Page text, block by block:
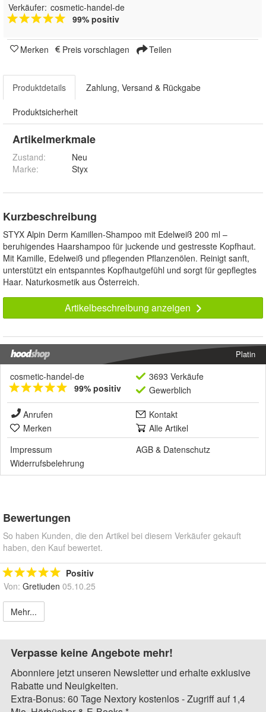
Verkäufer: cosmetic-handel-de
99% positiv
Merken Preis vorschlagen Teilen
Produktdetails Zahlung, Versand & Rückgabe
Produktsicherheit
Artikelmerkmale
Zustand:
Neu
Marke:
Styx
Kurzbeschreibung
STYX Alpin Derm Kamillen-Shampoo mit Edelweiß 200 ml –
beruhigendes Haarshampoo für juckende und gestresste Kopfhaut.
Mit Kamille, Edelweiß und pflegenden Pflanzenölen. Reinigt sanft,
unterstützt ein entspanntes Kopfhautgefühl und sorgt für gepflegtes
Haar. Naturkosmetik aus Österreich.
Artikelbeschreibung anzeigen
Platin
cosmetic-handel-de
99% positiv
3693 Verkäufe
Gewerblich
Anrufen
Kontakt
Merken
Alle Artikel
Impressum
AGB & Datenschutz
Widerrufsbelehrung
Bewertungen
So haben Kunden, die den Artikel bei diesem Verkäufer gekauft
haben, den Kauf bewertet.
Positiv
Von: Gretiuden 05.10.25
Mehr...
Verpasse keine Angebote mehr!
Abonniere jetzt unseren Newsletter und erhalte exklusive
Rabatte und Neuigkeiten.
Extra-Bonus: 60 Tage Nextory kostenlos - Zugriff auf 1,4